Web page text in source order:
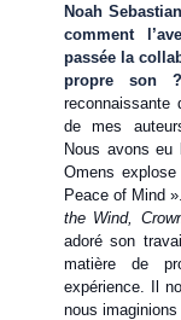
Noah
comment
passée la
propre son ?
reconnaissante
de mes
Nous avons
Omens
Peace of Mind
the Wind,
adoré son
matière de
expérience. Il
nous imaginions